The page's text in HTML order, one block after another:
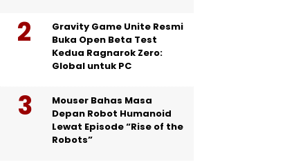
Gravity Game Unite Resmi
Buka Open Beta Test
Kedua Ragnarok Zero:
Global untuk PC
Mouser Bahas Masa
Depan Robot Humanoid
Lewat Episode “Rise of the
Robots”